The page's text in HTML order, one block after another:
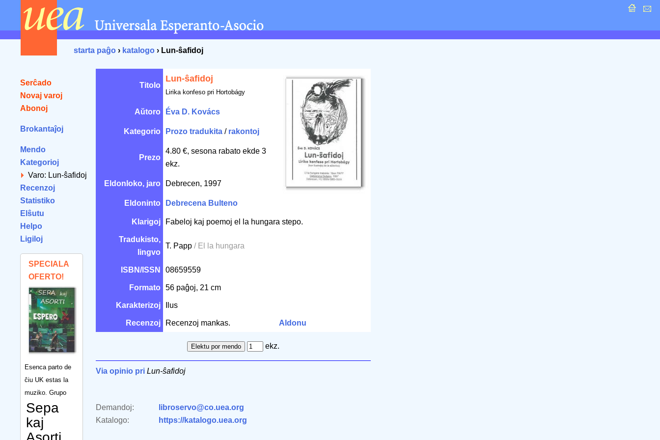
starta paĝo › katalogo › Lun-ŝafidoj
Serĉado
Novaj varoj
Abonoj
Brokantaĵoj
Mendo
Kategorioj
Varo: Lun-ŝafidoj
Recenzoj
Statistiko
Elŝutu
Helpo
Ligiloj
SPECIALA
OFERTO!
Esenca parto de
ĉiu UK estas la
muziko. Grupo
Sepa
kaj
Titolo
Lun-ŝafidoj
Lirika konfeso pri Hortobágy
Aŭtoro Éva D. Kovács
Kategorio Prozo tradukita / rakontoj
Prezo
4.80 €, sesona rabato ekde 3
ekz.
Eldonloko, jaro Debrecen, 1997
Eldoninto Debrecena Bulteno
Klarigoj Fabeloj kaj poemoj el la hungara stepo.
Tradukisto,
lingvo
T. Papp / El la hungara
ISBN/ISSN 08659559
Formato 56 paĝoj, 21 cm
Karakterizoj Ilus
Recenzoj Recenzoj mankas. Aldonu
ekz.
Via opinio pri Lun-ŝafidoj
Demandoj:
libroservo@co.uea.org
Katalogo:
https://katalogo.uea.org